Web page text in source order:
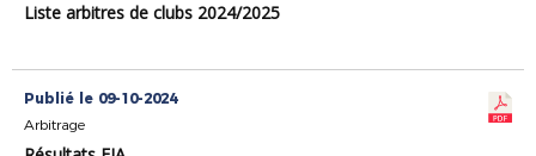
Liste arbitres de clubs 2024/2025
Publié le 09-10-2024
Arbitrage